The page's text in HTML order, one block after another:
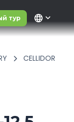
тур language
CELLIDOR